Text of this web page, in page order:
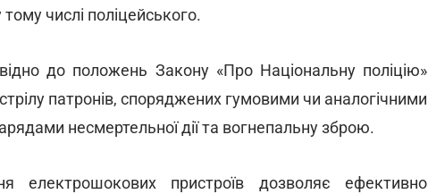
числі поліцейського.
до положень Закону «Про Національну поліцію»
патронів, споряджених гумовими чи аналогічними
несмертельної дії та вогнепальну зброю.
електрошокових пристроїв дозволяє ефективно